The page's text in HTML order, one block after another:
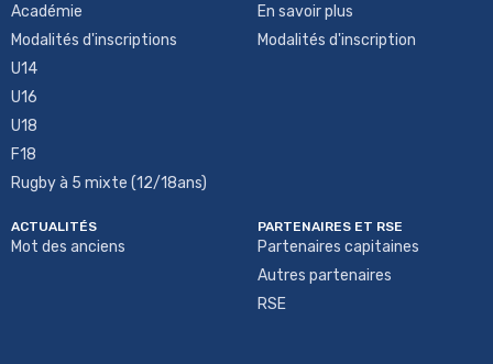
Académie
Modalités d'inscriptions
U14
U16
U18
F18
Rugby à 5 mixte (12/18ans)
En savoir plus
Modalités d'inscription
ACTUALITÉS
Mot des anciens
PARTENAIRES ET RSE
Partenaires capitaines
Autres partenaires
RSE